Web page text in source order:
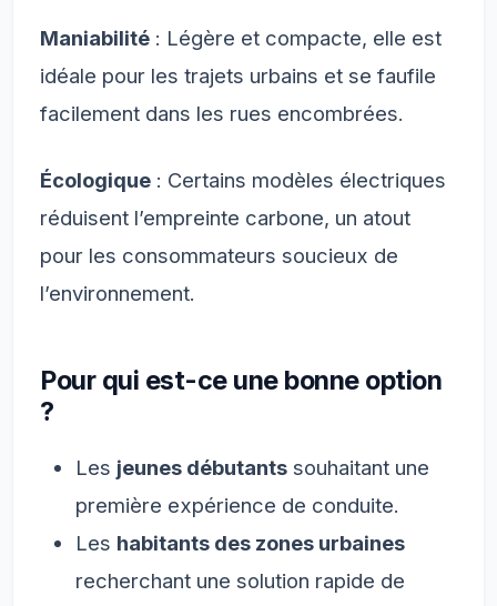
Maniabilité : Légère et compacte, elle est
idéale pour les trajets urbains et se faufile
facilement dans les rues encombrées.
Écologique : Certains modèles électriques
réduisent l’empreinte carbone, un atout
pour les consommateurs soucieux de
l’environnement.
Pour qui est-ce une bonne option
?
Les jeunes débutants souhaitant une
première expérience de conduite.
Les habitants des zones urbaines
recherchant une solution rapide de